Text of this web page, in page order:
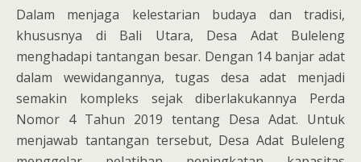
Dalam menjaga kelestarian budaya dan tradisi,
khususnya di Bali Utara, Desa Adat Buleleng
menghadapi tantangan besar. Dengan 14 banjar adat
dalam wewidangannya, tugas desa adat menjadi
semakin kompleks sejak diberlakukannya Perda
Nomor 4 Tahun 2019 tentang Desa Adat. Untuk
menjawab tantangan tersebut, Desa Adat Buleleng